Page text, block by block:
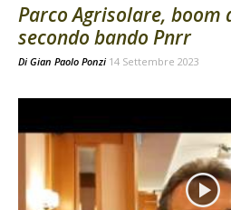
Parco Agrisolare, boom
secondo bando Pnrr
Di Gian Paolo Ponzi 14 Settembre 2023